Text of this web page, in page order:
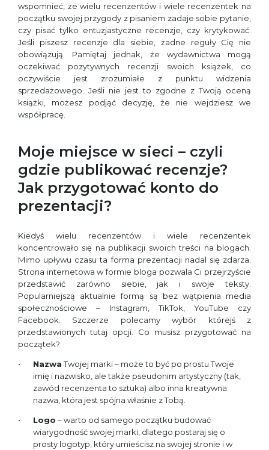
wspomnieć, że wielu recenzentów i wiele recenzentek na
początku swojej przygody z pisaniem zadaje sobie pytanie,
czy pisać tylko entuzjastyczne recenzje, czy krytykować.
Jeśli piszesz recenzje dla siebie, żadne reguły Cię nie
obowiązują. Pamiętaj jednak, że wydawnictwa mogą
oczekiwać pozytywnych recenzji swoich książek, co
oczywiście jest zrozumiałe z punktu widzenia
sprzedażowego. Jeśli nie jest to zgodne z Twoją oceną
książki, możesz podjąć decyzję, że nie wejdziesz we
współpracę.
Moje miejsce w sieci – czyli
gdzie publikować recenzje?
Jak przygotować konto do
prezentacji?
Kiedyś wielu recenzentów i wiele recenzentek
koncentrowało się na publikacji swoich treści na blogach.
Mimo upływu czasu ta forma prezentacji nadal się zdarza.
Strona internetowa w formie bloga pozwala Ci przejrzyście
przedstawić zarówno siebie, jak i swoje teksty.
Popularniejszą aktualnie formą są bez wątpienia media
społecznościowe – Instagram, TikTok, YouTube czy
Facebook. Szczerze polecamy wybór którejś z
przedstawionych tutaj opcji. Co musisz przygotować na
początek?
NazwaTwojej marki – może to być po prostu Twoje
imię i nazwisko, ale także pseudonim artystyczny (tak,
zawód recenzenta to sztuka) albo inna kreatywna
nazwa, która jest spójna właśnie z Tobą.
Logo – warto od samego początku budować
wiarygodność swojej marki, dlatego postaraj się o
prosty logotyp, który umieścisz na swojej stronie i w